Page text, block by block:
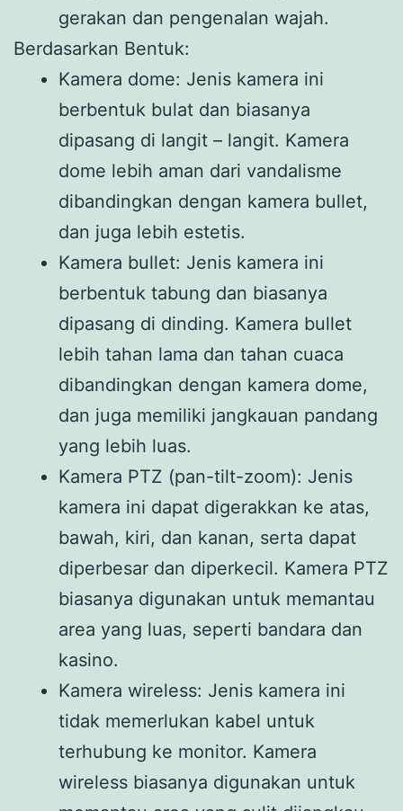
gerakan dan pengenalan wajah.
Berdasarkan Bentuk:
Kamera dome: Jenis kamera ini
berbentuk bulat dan biasanya
dipasang di langit – langit. Kamera
dome lebih aman dari vandalisme
dibandingkan dengan kamera bullet,
dan juga lebih estetis.
Kamera bullet: Jenis kamera ini
berbentuk tabung dan biasanya
dipasang di dinding. Kamera bullet
lebih tahan lama dan tahan cuaca
dibandingkan dengan kamera dome,
dan juga memiliki jangkauan pandang
yang lebih luas.
Kamera PTZ (pan-tilt-zoom): Jenis
kamera ini dapat digerakkan ke atas,
bawah, kiri, dan kanan, serta dapat
diperbesar dan diperkecil. Kamera PTZ
biasanya digunakan untuk memantau
area yang luas, seperti bandara dan
kasino.
Kamera wireless: Jenis kamera ini
tidak memerlukan kabel untuk
terhubung ke monitor. Kamera
wireless biasanya digunakan untuk